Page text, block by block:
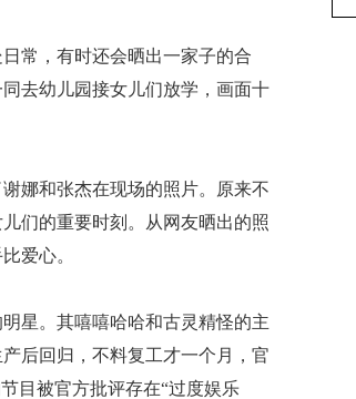
常，有时还会晒出一家子的合
去幼儿园接女儿们放学，画面十
娜和张杰在现场的照片。原来不
们的重要时刻。从网友晒出的照
爱心。
星。其嘻嘻哈哈和古灵精怪的主
后回归，不料复工才一个月，官
目被官方批评存在“过度娱乐